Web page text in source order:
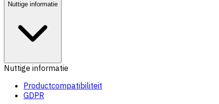
Nuttige informatie
Nuttige informatie
Productcompatibiliteit
GDPR